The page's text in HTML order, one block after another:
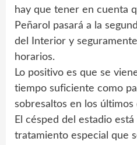
hay que tener en cuenta
Peñarol pasará a la
del Interior y
horarios.
Lo positivo es que se
tiempo suficiente como
sobresaltos en los últimos
El césped del estadio
tratamiento especial que